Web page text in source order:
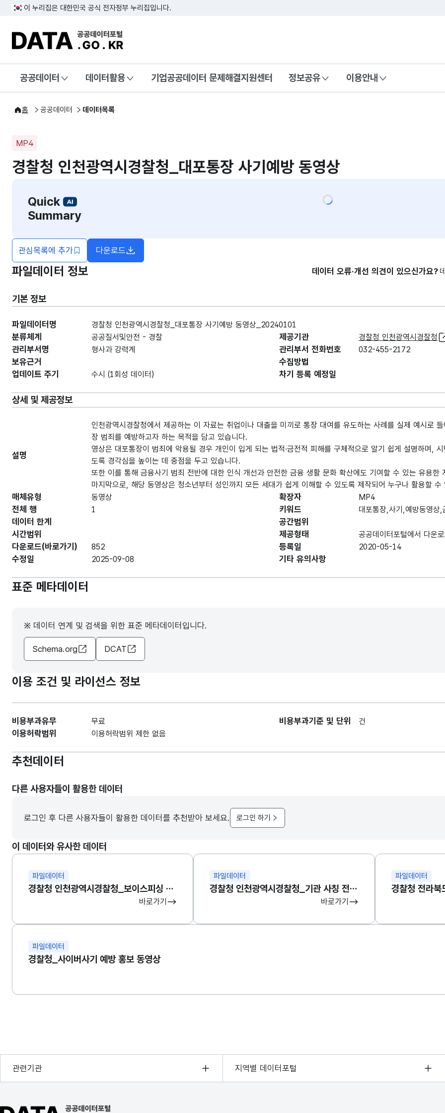
이 누리집은 대한민국 공식 전자정부 누리집입니다.
DATA.GO.KR 공공데이터포털
공공데이터 데이터활용 기업공공데이터 문제해결지원센터 정보공유 이용안내
홈 공공데이터 데이터목록
MP4
경찰청 인천광역시경찰청_대포통장 사기예방 동영상
Quick
Summary
관심목록에 추가 다운로드
파일데이터 정보 데이터 오류·개선 의견이 있으신가요?
기본 정보
파일데이터명 경찰청 인천광역시경찰청_대포통장 사기예방 동영상_20240101
분류체계 공공질서및안전 - 경찰 제공기관 경찰청 인천광역시경찰청
관리부서명 형사과 강력계 관리부서 전화번호 032-455-2172
보유근거
수집방법
업데이트 주기
수시 (1회성 데이터) 차기 등록 예정일
상세 및 제공정보
설명
인천광역시경찰청에서 제공하는 이 자료는 취업이나 대출을 미끼로 통장 대여를 유도하는 사례를 실제 예시로
장 범죄를 예방하고자 하는 목적을 담고 있습니다.
영상은 대포통장이 범죄에 악용될 경우 개인이 입게 되는 법적·금전적 피해를 구체적으로 알기 쉽게 설명하며,
도록 경각심을 높이는 데 중점을 두고 있습니다.
또한 이를 통해 금융사기 범죄 전반에 대한 인식 개선과 안전한 금융 생활 문화 확산에도 기여할 수 있는 유용한
마지막으로, 해당 동영상은 청소년부터 성인까지 모든 세대가 쉽게 이해할 수 있도록 제작되어 누구나 활용할 수
매체유형 동영상 확장자 MP4
전체 행 1 키워드 대포통장,사기,예방동영상,
데이터 한계
공간범위
시간범위
제공형태 공공데이터포털에서 다운
다운로드(바로가기) 852 등록일 2020-05-14
수정일 2025-09-08 기타 유의사항
표준 메타데이터
※ 데이터 연계 및 검색을 위한 표준 메타데이터입니다.
Schema.org DCAT
이용 조건 및 라이선스 정보
비용부과유무 무료 비용부과기준 및 단위 건
이용허락범위 이용허락범위 제한 없음
추천데이터
다른 사용자들이 활용한 데이터
로그인 후 다른 사용자들이 활용한 데이터를 추천받아 보세요. 로그인 하기
이 데이터와 유사한 데이터
파일데이터
경찰청 인천광역시경찰청_보이스피싱 예방 동영상
바로가기
파일데이터
경찰청 인천광역시경찰청_기관 사칭 전화금융사기 예방 동영상
바로가기
파일데이터
파일데이터
경찰청_사이버사기 예방 홍보 동영상
관련기관
행정안전부
한국지능정보사회진흥원
지역별 데이터포털
서울 열린데이터광장
경기데이터드림
공공데이터포털 바로가기